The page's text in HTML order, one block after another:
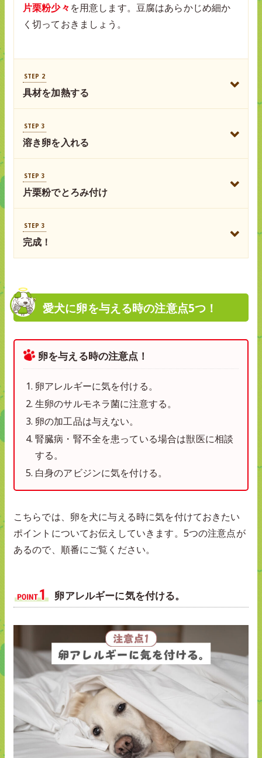
片栗粉少々を用意します。豆腐はあらかじめ細か
く切っておきましょう。
STEP 2
具材を加熱する
STEP 3
溶き卵を入れる
STEP 3
片栗粉でとろみ付け
STEP 3
完成！
愛犬に卵を与える時の注意点5つ！
卵を与える時の注意点！
卵アレルギーに気を付ける。
生卵のサルモネラ菌に注意する。
卵の加工品は与えない。
腎臓病・腎不全を患っている場合は獣医に相談
する。
白身のアビジンに気を付ける。
こちらでは、卵を犬に与える時に気を付けておきたい
ポイントについてお伝えしていきます。5つの注意点が
あるので、順番にご覧ください。
卵アレルギーに気を付ける。